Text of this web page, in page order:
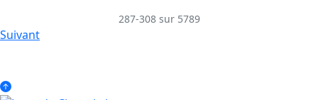
287-308 sur 5789
Suivant